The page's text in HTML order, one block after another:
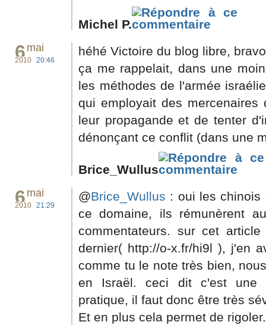
Michel P.
6mai
2010 20:46
héhé Victoire du blog libre,
ça me rappelait, dans une
les méthodes de l'armée
qui employait des mercenaires
leur propagande et de tenter
dénonçant ce conflit (dans une
Brice_Wullus
6mai
2010 21:29
@Brice_Wullus : oui les chinois
ce domaine, ils rémunèrent
commentateurs. sur cet
dernier( http://o-x.fr/hi9l ), j'en
comme tu le note très bien,
en Israël. ceci dit c'est une
pratique, il faut donc être très
Et en plus cela permet de rigoler.